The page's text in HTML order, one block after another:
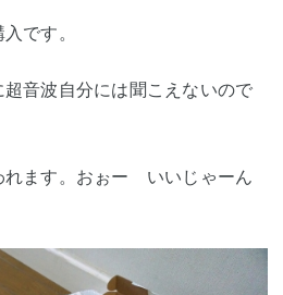
です。
音波自分には聞こえないので
れます。おぉー いいじゃーん